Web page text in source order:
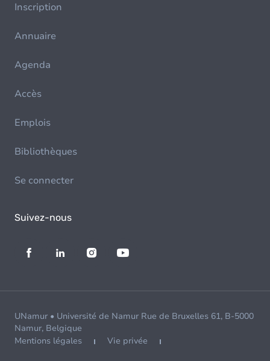
Inscription
Annuaire
Agenda
Accès
Emplois
Bibliothèques
Se connecter
Suivez-nous
UNamur • Université de Namur Rue de Bruxelles 61, B-5000
Namur, Belgique
Mentions légales
Vie privée